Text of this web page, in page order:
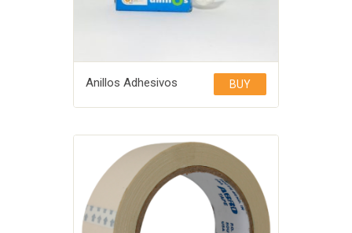
Anillos Adhesivos BUY